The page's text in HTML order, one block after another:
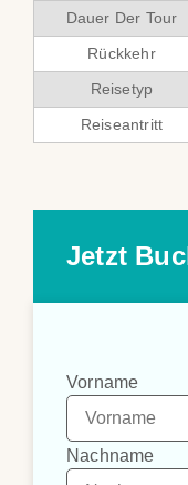
Dauer Der Tour
Rückkehr
Reisetyp
Reiseantritt
Jetzt
Vorname
Nachname